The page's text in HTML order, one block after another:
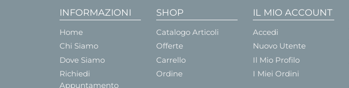
INFORMAZIONI
Home
Chi Siamo
Dove Siamo
Richiedi
Appuntamento
SHOP
Catalogo Articoli
Offerte
Carrello
Ordine
IL MIO ACCOUNT
Accedi
Nuovo Utente
Il Mio Profilo
I Miei Ordini